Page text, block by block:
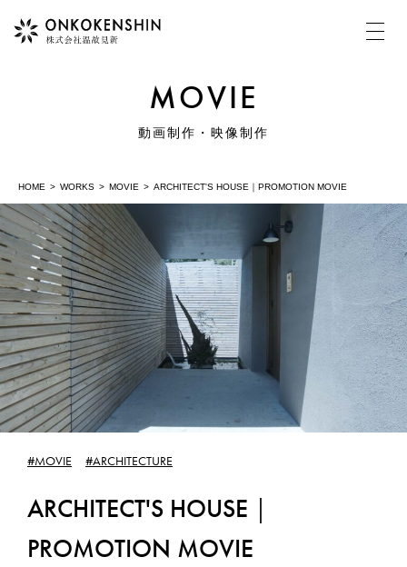
COMPANY
温故見新について
MOVIE
動画制作・映像制作
PHOTOGRAPH
写真撮影
グラフィックデザイン
MOVIE
動画制作・映像制作
HOME WORKS MOVIE ARCHITECT'S HOUSE｜PROMOTION MOVIE
#MOVIE #ARCHITECTURE
ARCHITECT'S HOUSE｜
PROMOTION MOVIE